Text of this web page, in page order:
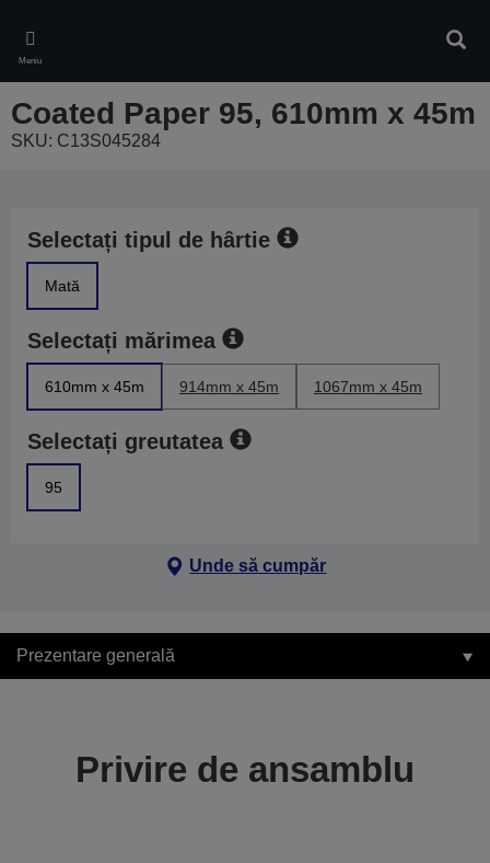
main
content
Meniu
Coated Paper 95, 610mm x 45m
SKU: C13S045284
Selectați tipul de hârtie
Mată
Selectați mărimea
610mm x 45m 914mm x 45m 1067mm x 45m
Selectați greutatea
95
Unde să cumpăr
Prezentare generală
Privire de ansamblu